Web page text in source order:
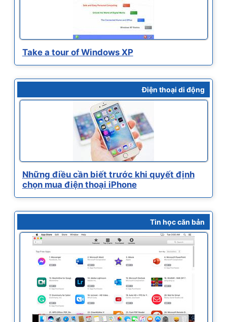
Take a tour of Windows XP
Điện thoại di động
Những điều cần biết trước khi quyết định
chọn mua điện thoại iPhone
Tin học căn bản